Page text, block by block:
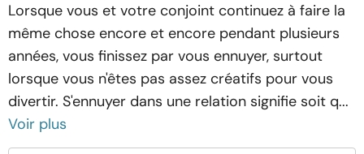
Lorsque vous et votre conjoint continuez à faire la
même chose encore et encore pendant plusieurs
années, vous finissez par vous ennuyer, surtout
lorsque vous n'êtes pas assez créatifs pour vous
divertir. S'ennuyer dans une relation signifie soit q...
Voir plus